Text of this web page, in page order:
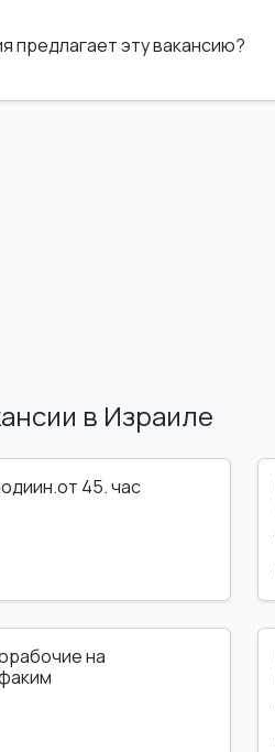
предлагает эту вакансию?
в Израиле
45. час
на